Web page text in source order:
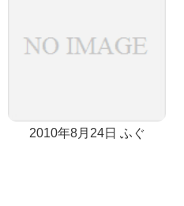
2010年8月24日 ふぐ